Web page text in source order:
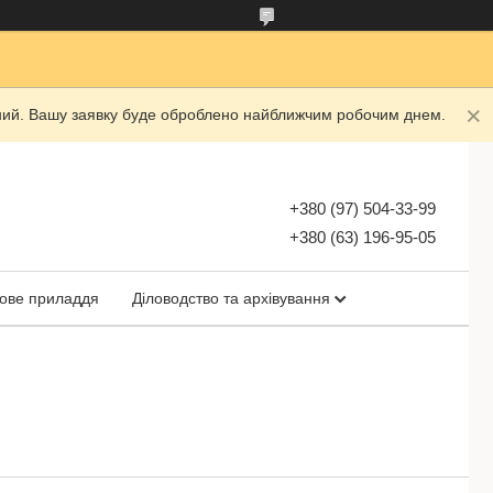
Вашу заявку буде оброблено найближчим робочим днем.
+380 (97) 504-33-99
+380 (63) 196-95-05
приладдя Діловодство та архівування